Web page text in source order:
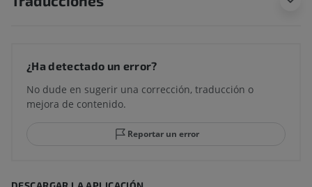
¿Ha detectado un error?
No dude en sugerir una corrección, traducción o
mejora de contenido.
Reportar un error